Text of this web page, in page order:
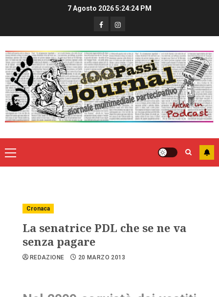
7 Agosto 20265:24:24 PM
Cronaca
La senatrice PDL che se ne va
senza pagare
REDAZIONE 20 MARZO 2013